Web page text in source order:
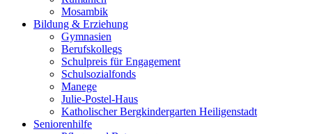
Mosambik
Bildung & Erziehung
Gymnasien
Berufskollegs
Schulpreis für Engagement
Schulsozialfonds
Manege
Julie-Postel-Haus
Katholischer Bergkindergarten Heiligenstadt
Seniorenhilfe